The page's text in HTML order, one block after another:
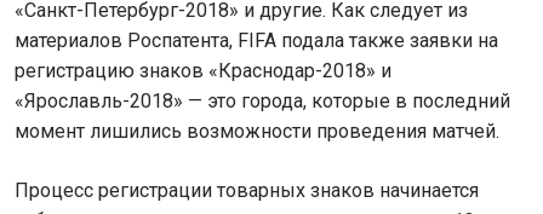
«Санкт-Петербург-2018» и другие. Как следует из
материалов Роспатента, FIFA подала также заявки на
регистрацию знаков «Краснодар-2018» и
«Ярославль-2018» — это города, которые в последний
момент лишились возможности проведения матчей.
Процесс регистрации товарных знаков начинается